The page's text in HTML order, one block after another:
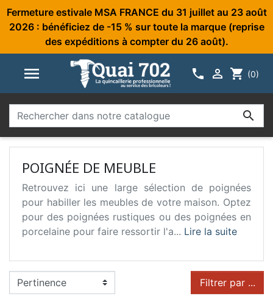
Fermeture estivale MSA FRANCE du 31 juillet au 23 août
2026 : bénéficiez de -15 % sur toute la marque (reprise
des expéditions à compter du 26 août).
   shopping_cart (0)

POIGNÉE DE MEUBLE
Retrouvez ici une large sélection de poignées
pour habiller les meubles de votre maison. Optez
pour des poignées rustiques ou des poignées en
porcelaine pour faire ressortir l'a... Lire la suite
Filtrer par ...